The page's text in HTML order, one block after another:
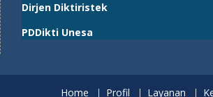
Dirjen Diktiristek
PDDikti Unesa
Home Profil Layanan